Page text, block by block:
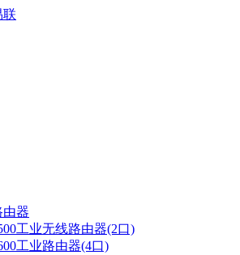
由器
工业无线路由器(2口)
工业路由器(4口)